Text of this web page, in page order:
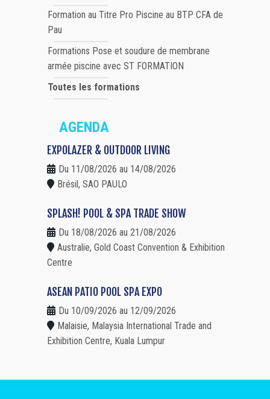
Formation au Titre Pro Piscine au BTP CFA de
Pau
Formations Pose et soudure de membrane
armée piscine avec ST FORMATION
Toutes les formations
AGENDA
EXPOLAZER & OUTDOOR LIVING
Du 11/08/2026 au 14/08/2026
Brésil, SAO PAULO
SPLASH! POOL & SPA TRADE SHOW
Du 18/08/2026 au 21/08/2026
Australie, Gold Coast Convention & Exhibition
Centre
ASEAN PATIO POOL SPA EXPO
Du 10/09/2026 au 12/09/2026
Malaisie, Malaysia International Trade and
Exhibition Centre, Kuala Lumpur